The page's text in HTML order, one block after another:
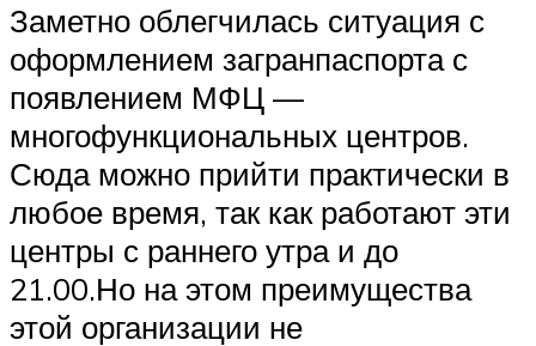
Заметно облегчилась ситуация с
оформлением загранпаспорта с
появлением МФЦ —
многофункциональных центров.
Сюда можно прийти практически в
любое время, так как работают эти
центры с раннего утра и до
21.00.Но на этом преимущества
этой организации не